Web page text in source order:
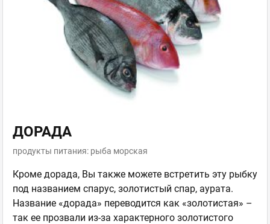
ДОРАДА
продукты питания: рыба морская
Кроме дорада, Вы также можете встретить эту рыбку
под названием спарус, золотистый спар, аурата.
Название «дорада» переводится как «золотистая» –
так ее прозвали из-за характерного золотистого